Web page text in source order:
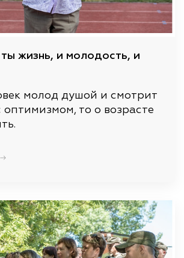
жизнь, и молодость, и
молод душой и смотрит
оптимизмом, то о возрасте